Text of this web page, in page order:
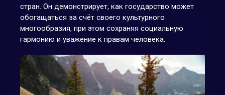
стран. Он демонстрирует, как государство может
обогащаться за счёт своего культурного
многообразия, при этом сохраняя социальную
гармонию и уважение к правам человека.